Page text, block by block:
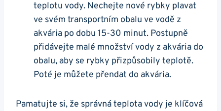
teplotu vody. Nechejte nové rybky plavat
ve svém transportním obalu ve vodě⁣ z
akvária po ⁤dobu 15-30 minut. Postupně
přidávejte malé množství vody z akvária do
obalu,‌ aby se rybky přizpůsobily teplotě.
Poté je můžete přendat do akvária.
Pamatujte​ si, že správná teplota vody‍ je klíčová​